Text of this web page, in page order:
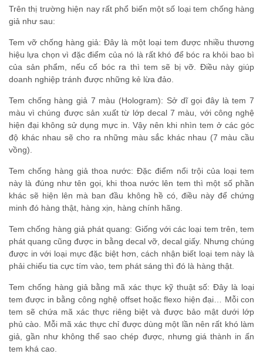
Trên thị trường hiện nay rất phổ biến một số loại tem chống hàng
giả như sau:
Tem vỡ chống hàng giả: Đây là một loại tem được nhiều thương
hiệu lựa chọn vì đặc điểm của nó là rất khó để bóc ra khỏi bao bì
của sản phẩm, nếu cố bóc ra thì tem sẽ bị vỡ. Điều này giúp
doanh nghiệp tránh được những kẻ lừa đảo.
Tem chống hàng giả 7 màu (Hologram): Sở dĩ gọi đây là tem 7
màu vì chúng được sản xuất từ lớp decal 7 màu, với công nghệ
hiện đại không sử dụng mực in. Vậy nên khi nhìn tem ở các góc
độ khác nhau sẽ cho ra những màu sắc khác nhau (7 màu cầu
vồng).
Tem chống hàng giả thoa nước: Đặc điểm nổi trội của loại tem
này là đúng như tên gọi, khi thoa nước lên tem thì một số phần
khác sẽ hiện lên mà ban đầu không hề có, điều này để chứng
minh đó hàng thật, hàng xịn, hàng chính hãng.
Tem chống hàng giả phát quang: Giống với các loại tem trên, tem
phát quang cũng được in bằng decal vỡ, decal giấy. Nhưng chúng
được in với loại mực đặc biệt hơn, cách nhận biết loại tem này là
phải chiếu tia cực tím vào, tem phát sáng thì đó là hàng thật.
Tem chống hàng giả bằng mã xác thực kỹ thuật số: Đây là loại
tem được in bằng công nghệ offset hoặc flexo hiện đại… Mỗi con
tem sẽ chứa mã xác thực riêng biệt và được bảo mật dưới lớp
phủ cào. Mỗi mã xác thực chỉ được dùng một lần nên rất khó làm
giả, gần như không thể sao chép được, nhưng giá thành in ấn
tem khá cao.